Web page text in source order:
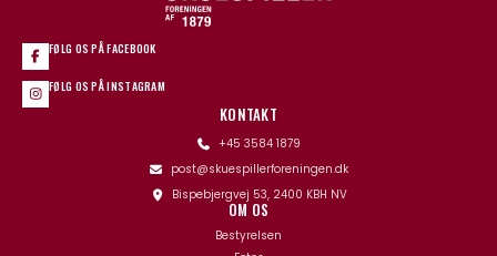
FØLG OS PÅ FACEBOOK
FØLG OS PÅ INSTAGRAM
KONTAKT
+45 3584 1879
post@skuespillerforeningen.dk
Bispebjergvej 53, 2400 KBH NV
OM OS
Bestyrelsen